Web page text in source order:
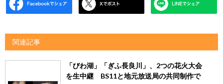
関連記事
「びわ湖」「ぎふ長良川」、2つの花火大会
を生中継 BS11と地元放送局の共同制作で